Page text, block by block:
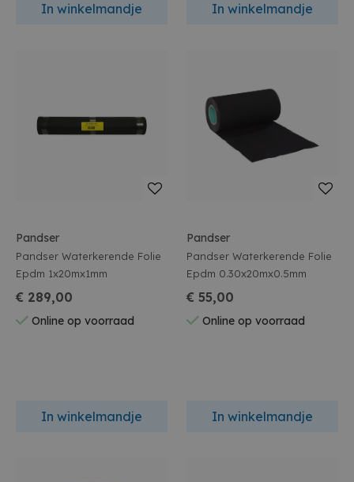
In winkelmandje In winkelmandje
Pandser
Pandser Waterkerende Folie
Epdm 1x20mx1mm
€ 289,00
Online op voorraad
In winkelmandje
Pandser
Pandser Waterkerende Folie
Epdm 0.30x20mx0.5mm
€ 55,00
Online op voorraad
In winkelmandje